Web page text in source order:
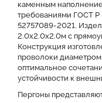
Файлы для
каменным
требованиями ГОСТ
52757089-2021.
2.0x2.0x2.0м с
Конструкция
проволоки
оптимальное
устойчивости к
Пергоны